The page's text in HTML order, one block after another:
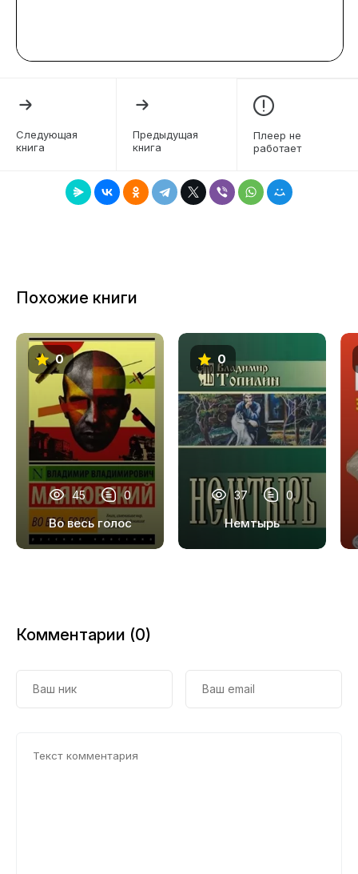
Следующая
книга
Предыдущая
книга
Плеер не
работает
Похожие книги
0
45 0
Во весь голос
0
37 0
Немтырь
Комментарии (0)